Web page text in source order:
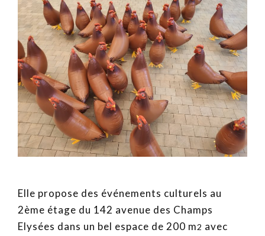
Elle propose des événements culturels au
2ème étage du 142 avenue des Champs
Elysées dans un bel espace de 200 m2 avec